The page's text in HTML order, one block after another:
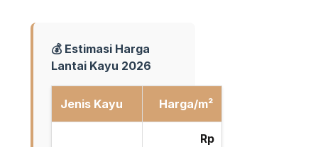
💰 Estimasi Harga
Lantai Kayu 2026
Jenis Kayu Harga/m²
Rp